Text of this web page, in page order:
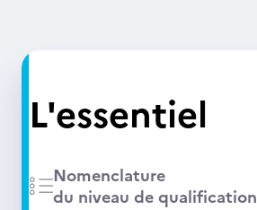
L'essentiel
Nomenclature
du niveau de qualification